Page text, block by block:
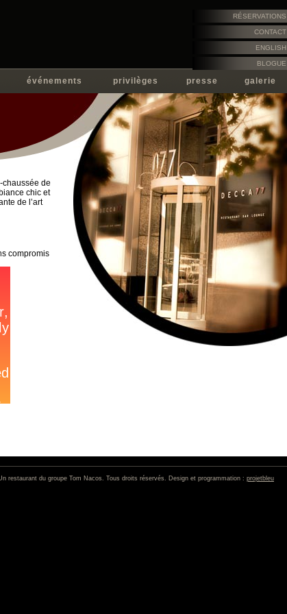
RÉSERVATIONS
CONTACT
ENGLISH
BLOGUE
événements privilèges presse galerie
chaussée de
chic et
de l’art
compromis
restaurant du groupe Tom Nacos. Tous droits réservés. Design et programmation : projetbleu